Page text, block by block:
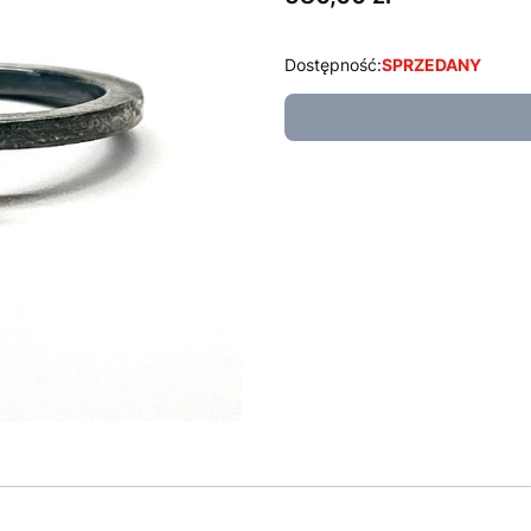
Dostępność:SPRZEDANY